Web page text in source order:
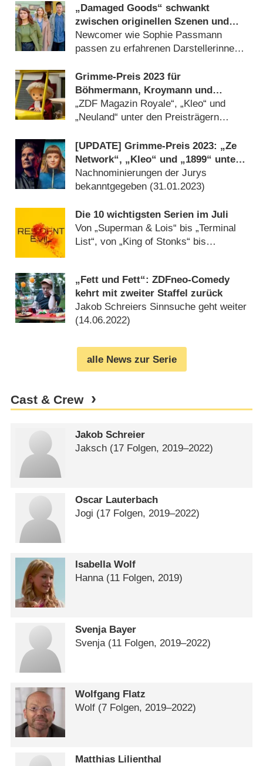
„Damaged Goods“ schwankt
zwischen originellen Szenen und
peinlichen Momenten – Review
Newcomer wie Sophie Passmann
passen zu erfahrenen Darstellerinnen
Grimme-Preis 2023 für
Böhmermann, Kroymann und
Sandmann
„ZDF Magazin Royale“, „Kleo“ und
„Neuland“ unter den Preisträgern
[UPDATE] Grimme-Preis 2023: „Ze
Network“, „Kleo“ und „1899“ unter
den Nominierten
Nachnominierungen der Jurys
bekanntgegeben (31.01.2023)
Die 10 wichtigsten Serien im Juli
Von „Superman & Lois“ bis „Terminal
List“, von „King of Stonks“ bis
„Fett und Fett“: ZDFneo-Comedy
kehrt mit zweiter Staffel zurück
Jakob Schreiers Sinnsuche geht weiter
(14.06.2022)
alle News zur Serie
Cast & Crew
Jakob Schreier
Jaksch (17 Folgen, 2019⁠–⁠2022)
Oscar Lauterbach
Jogi (17 Folgen, 2019⁠–⁠2022)
Isabella Wolf
Hanna(11 Folgen, 2019)
Svenja Bayer
Svenja (11 Folgen, 2019⁠–⁠2022)
Wolfgang Flatz
Wolf (7 Folgen, 2019⁠–⁠2022)
Matthias Lilienthal